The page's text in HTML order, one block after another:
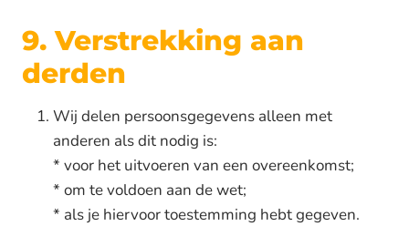
9. Verstrekking aan
derden
Wij delen persoonsgegevens alleen met
anderen als dit nodig is:
* voor het uitvoeren van een overeenkomst;
* om te voldoen aan de wet;
* als je hiervoor toestemming hebt gegeven.